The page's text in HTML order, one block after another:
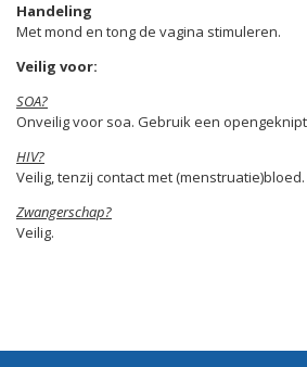
Handeling
Met mond en tong de vagina stimuleren.
Veilig voor:
SOA?
Onveilig voor soa. Gebruik een
HIV?
Veilig, tenzij contact met (menstruatie)bloed.
Zwangerschap?
Veilig.